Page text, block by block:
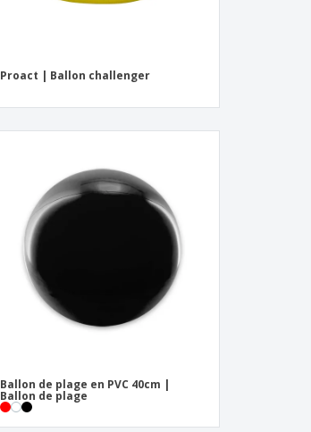
Proact | Ballon challenger
Ballon de plage en PVC 40cm |
Ballon de plage